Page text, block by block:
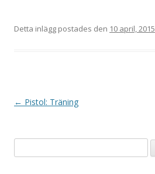
Detta inlägg postades den 10 april, 2015
I← Pistol: Träning
efter: